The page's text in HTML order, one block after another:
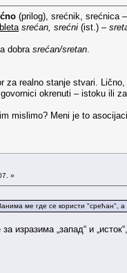
(prilog), srećnik, srećnica
srećan, srećni (ist.) –
dobra srećan/sretan
za realno stanje stvari.
okrenuti – istoku ili
mislimo? Meni je to
»
ме где се користи "срећан", а
изразима „запад“ и